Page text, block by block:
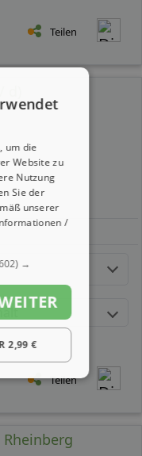
Teilen
Teilen
um die
Website zu
Nutzung
Sie der
unserer
/
→
2,99 €